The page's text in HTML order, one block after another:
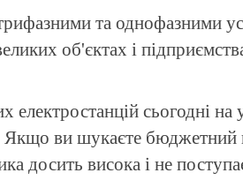
та однофазними
об'єктах і
електростанцій сьогодні на
Якщо ви шукаєте бюджетний
досить висока і не